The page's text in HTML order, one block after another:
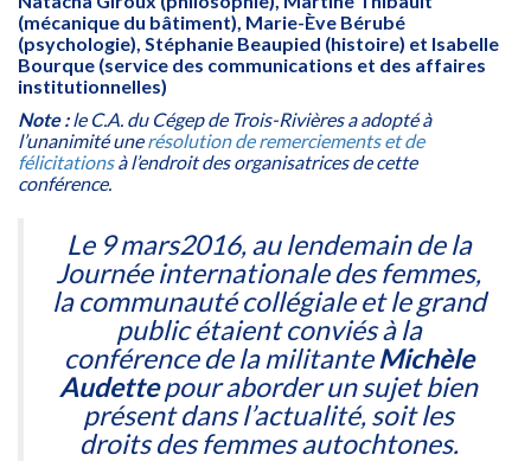
(mécanique du bâtiment), Marie-Ève Bérubé
(psychologie), Stéphanie Beaupied (histoire) et Isabelle
Bourque (service des communications et des affaires
institutionnelles)
Note :le C.A. du Cégep de Trois-Rivières a adopté à
l’unanimité unerésolution de remerciements et de
félicitationsà l’endroit des organisatrices de cette
conférence.
Le 9 mars2016, au lendemain de la
Journée internationale des femmes,
la communauté collégiale et le grand
public étaient conviés à la
conférence de la militanteMichèle
Audettepour aborder un sujet bien
présent dans l’actualité, soit les
droits des femmes autochtones.